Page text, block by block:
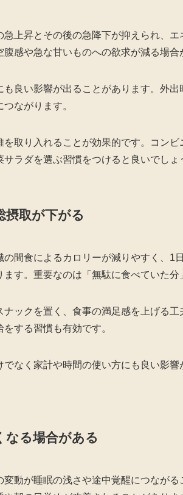
上昇とその後の急降下が抑えられ、
感や急な甘いものへの欲求が減る場合
良い影響が出ることがあります。外出
ながります。
取り入れることが効果的です。コン
ラダを選ぶ習慣をつけると良いでしょ
摂取が下がる
間食によるカロリーが減りやすく、1
す。重要なのは「無駄に食べていた分
ックを置く、食事の満足感を上げる
する習慣も有効です。
なく家計や時間の使い方にも良い影
なる場合がある
動が睡眠の浅さや途中覚醒につなが